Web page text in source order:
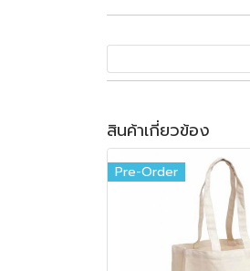
สินค้าเกี่ยวข้อง
Pre-Order